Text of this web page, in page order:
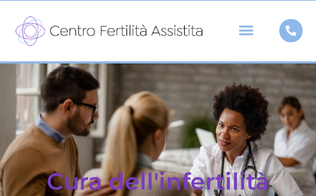
contenuto
Cura dell'infertilità